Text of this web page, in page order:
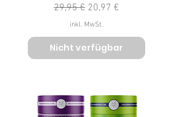
Standardpreis
29,95 € Sale-Preis
20,97 €
inkl. MwSt.
Nicht verfügbar